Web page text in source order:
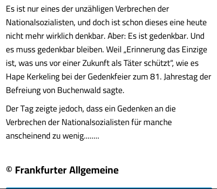
Es ist nur eines der unzähligen Verbrechen der
Nationalsozialisten, und doch ist schon dieses eine heute
nicht mehr wirklich denkbar. Aber: Es ist gedenkbar. Und
es muss gedenkbar bleiben. Weil „Erinnerung das Einzige
ist, was uns vor einer Zukunft als Täter schützt“, wie es
Hape Kerkeling bei der Gedenkfeier zum 81. Jahrestag der
Befreiung von Buchenwald sagte.
Der Tag zeigte jedoch, dass ein Gedenken an die
Verbrechen der Nationalsozialisten für manche
anscheinend zu wenig........
© Frankfurter Allgemeine